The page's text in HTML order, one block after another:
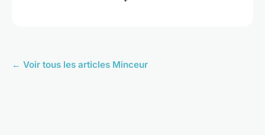
← Voir tous les articles Minceur